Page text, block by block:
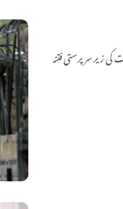
کی زیر سرپرستی فتنہ